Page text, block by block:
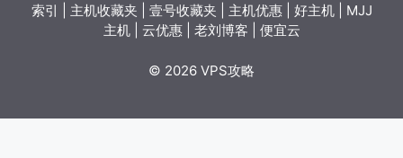
索引
主机收藏夹 壹号收藏夹 主机优惠| 好主机| MJJ
主机| 云优惠| 老刘博客 便宜云
© 2026 VPS攻略